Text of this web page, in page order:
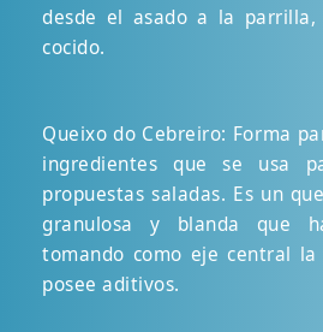
desde el asado a la
cocido.
Queixo do Cebreiro: Forma
ingredientes que se usa
propuestas saladas. Es un
granulosa y blanda que
tomando como eje central la
posee aditivos.